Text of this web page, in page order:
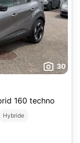
30
160 techno
Hybride